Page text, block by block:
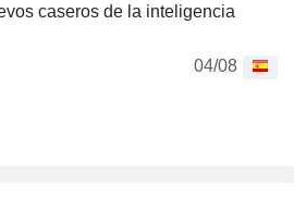
caseros de la inteligencia
04/08